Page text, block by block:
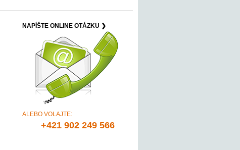
NAPÍŠTE ONLINE OTÁZKU ❯
ALEBO VOLAJTE:
+421 902 249 566